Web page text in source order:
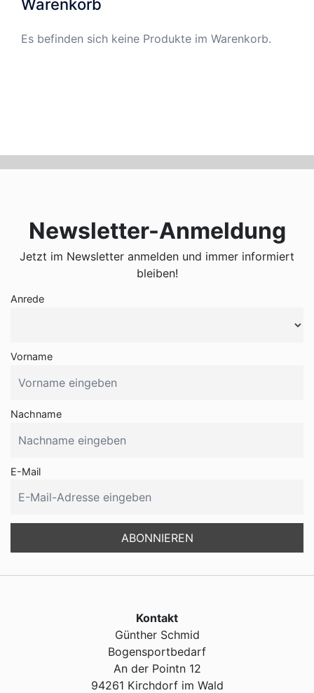
Warenkorb
Es befinden sich keine Produkte im Warenkorb.
Newsletter-Anmeldung
Jetzt im Newsletter anmelden und immer informiert
bleiben!
Anrede
Vorname
Nachname
E-Mail
Kontakt
Günther Schmid
Bogensportbedarf
An der Pointn 12
94261 Kirchdorf im Wald